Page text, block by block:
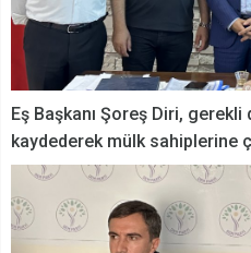
Eş Başkanı Şoreş Diri, gerekli
kaydederek mülk sahiplerine